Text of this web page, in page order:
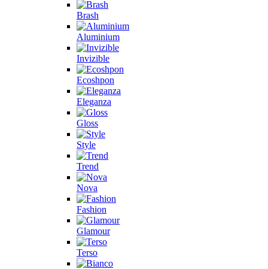
Brash
Aluminium
Invizible
Ecoshpon
Eleganza
Gloss
Style
Trend
Nova
Fashion
Glamour
Terso